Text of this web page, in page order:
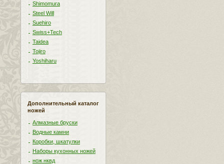
Shimomura
Steel Will
Suehiro
Swiss+Tech
Taidea
Tojiro
Yoshiharu
Дополнительный каталог
ножей
Алмазные бруски
Водные камни
Коробки, шкатулки
Наборы кухонных ножей
нож нквд